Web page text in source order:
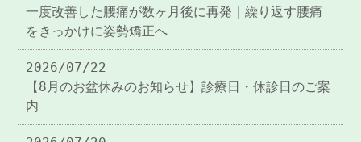
一度改善した腰痛が数ヶ月後に再発｜繰り返す腰痛
をきっかけに姿勢矯正へ
2026/07/22
【8月のお盆休みのお知らせ】診療日・休診日のご案
内